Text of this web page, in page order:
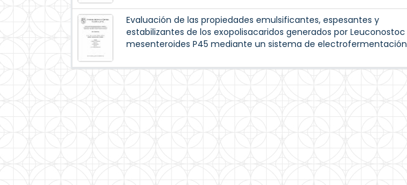
Evaluación de las propiedades emulsificantes, espesantes y
estabilizantes de los exopolisacaridos generados por Leuconostoc
mesenteroides P45 mediante un sistema de electrofermentación